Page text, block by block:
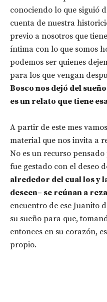
conociendo lo que siguió
cuenta de nuestra
previo a nosotros que
íntima con lo que somos
podemos ser quienes
para los que vengan
Bosco nos dejó del
es un relato que tiene
A partir de este mes
material que nos invita a
No es un recurso
fue gestado con el deseo
alrededor del cual los y
deseen– se reúnan a
encuentro de ese Juanito
su sueño para que,
entonces en su corazón,
propio.